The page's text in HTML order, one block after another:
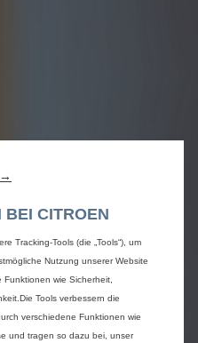
CITROEN
Tracking-Tools (die „Tools“), um
Nutzung unserer Website
wie Sicherheit,
Tools verbessern die
verschiedene Funktionen wie
und tragen so dazu bei, unser